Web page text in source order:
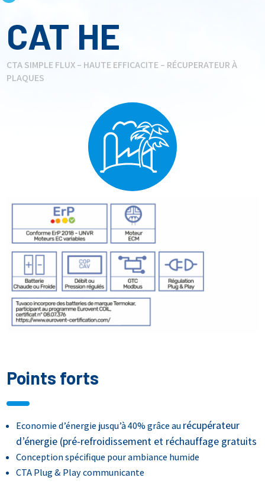
CAT HE
CTA SIMPLE FLUX – HAUTE EFFICACITE – RÉCUPERATEUR À
PLAQUES
Points forts
Economie d’énergie jusqu’à 40% grâce aurécupérateur
d’énergie (pré-refroidissement et réchauffage gratuits
Conception spécifique pour ambiance humide
CTA Plug & Play communicante